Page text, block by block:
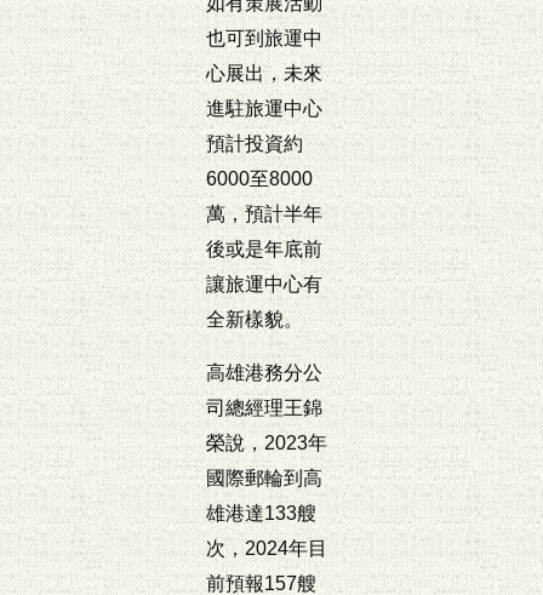
也可到旅運中
心展出，未來
進駐旅運中心
預計投資約
6000至8000
萬，預計半年
後或是年底前
讓旅運中心有
全新樣貌。
高雄港務分公
司總經理王錦
榮說，2023年
國際郵輪到高
雄港達133艘
次，2024年目
前預報157艘